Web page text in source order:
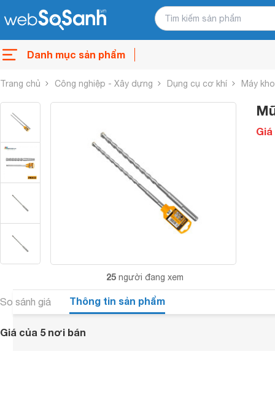
Danh mục sản phẩm
Trang chủ Công nghiệp - Xây dựng Dụng cụ cơ khí Máy
25 người đang xem
So sánh giá Thông tin sản phẩm
Giá của 5 nơi bán